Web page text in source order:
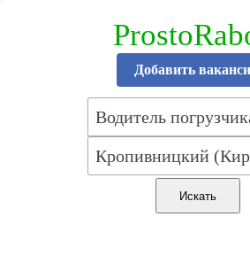
Добавить